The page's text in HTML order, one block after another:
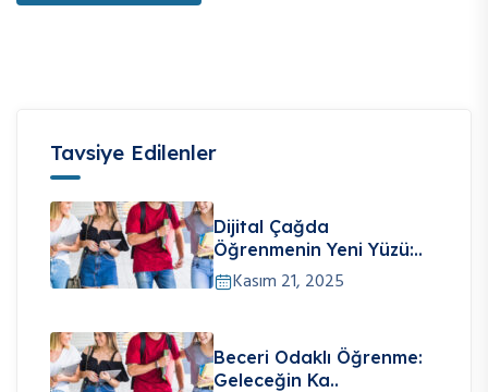
Tavsiye Edilenler
Dijital Çağda
Öğrenmenin Yeni Yüzü:..
Kasım 21, 2025
Beceri Odaklı Öğrenme:
Geleceğin Ka..